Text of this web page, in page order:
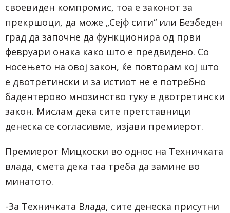
своевиден компромис, тоа е законот за
прекршоци, да може „Сејф сити“ или Безбеден
град да започне да функционира од први
февруари онака како што е предвидено. Со
носењето на овој закон, ќе повторам кој што
е двотретински и за истиот не е потребно
бадентерово мнозинство туку е двотретински
закон. Мислам дека сите претставници
денеска се согласивме, изјави премиерот.
Премиерот Мицкоски во однос на Техничката
влада, смета дека таа треба да замине во
минатото.
-За Техничката Влада, сите денеска присутни